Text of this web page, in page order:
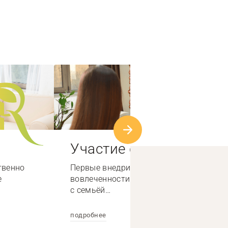
Участие семьи
Первые внедрили систему высокой
вовлеченности специалистов по работе
с семьёй…
подробнее